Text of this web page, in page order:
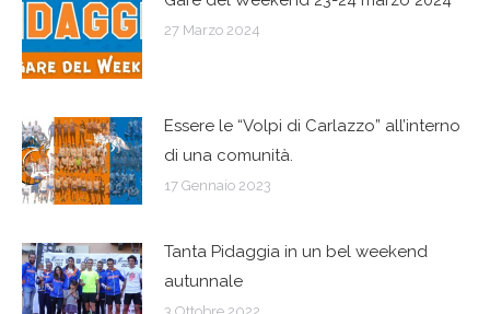
i
post
27 Marzo 2024
Essere le “Volpi di Carlazzo” all’interno
di una comunità.
17 Gennaio 2023
Tanta Pidaggia in un bel weekend
autunnale